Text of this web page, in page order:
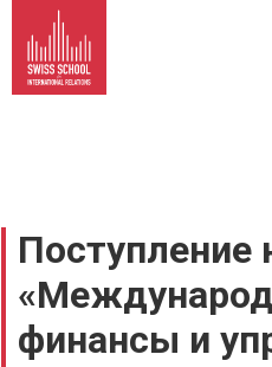
Поступление
финансы и